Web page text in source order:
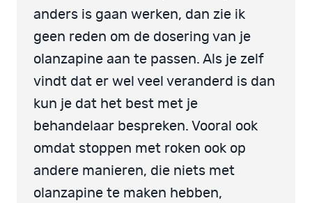
anders is gaan werken, dan zie ik
geen reden om de dosering van je
olanzapine aan te passen. Als je zelf
vindt dat er wel veel veranderd is dan
kun je dat het best met je
behandelaar bespreken. Vooral ook
omdat stoppen met roken ook op
andere manieren, die niets met
olanzapine te maken hebben,